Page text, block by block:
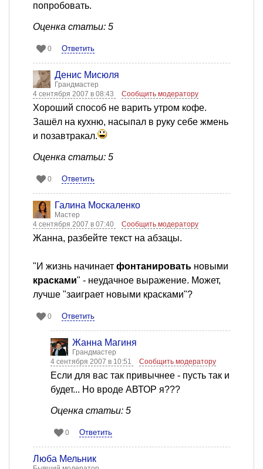
попробовать.
Оценка статьи: 5
0 Ответить
Денис Мисюля
Грандмастер
4 сентября 2007 в 08:43
Сообщить модератору
Хороший способ не варить утром кофе.
Зашёл на кухню, насыпал в руку себе жмень
и позавтракал.
Оценка статьи: 5
0 Ответить
Галина Москаленко
Мастер
4 сентября 2007 в 07:40
Сообщить модератору
Жанна, разбейте текст на абзацы.
"И жизнь начинает фонтанировать новыми
красками" - неудачное выражение. Может,
лучше "заиграет новыми красками"?
0 Ответить
Жанна Магиня
Грандмастер
4 сентября 2007 в 10:51
Сообщить модератору
Если для вас так привычнее - пусть так и
будет... Но вроде АВТОР я???
Оценка статьи: 5
0 Ответить
Люба Мельник